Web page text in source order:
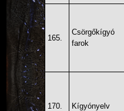
165.
Csörgőkígyó
farok
170. Kígyónyelv